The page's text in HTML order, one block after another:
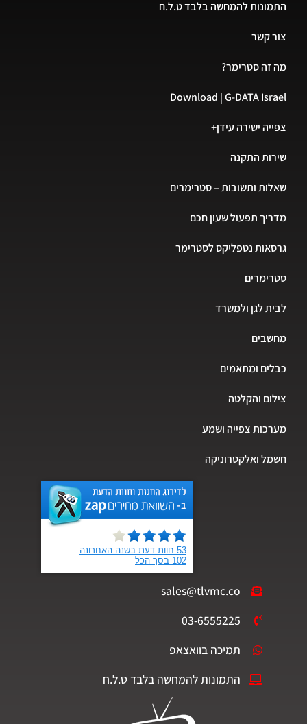
התמונות להמחשה בלבד ט.ל.ח
צור קשר
מה זה סטרימר?
Download | G-DATA Israel
צפייה ישירה עידן+
שירות התקנה
שאלות ותשובות – סטרימרים
מדריך תפעול שעון חכם
גרסאות נטפליקס לסטרימר
סטרימרים
לבית לגן ולמשרד
מחשבים
כבלים ומתאמים
צילום והקלטה
מערכות צפייה ושמע
חשמל ואלקטרוניקה
sales@tlvmc.co
03-6555225
תמיכה בוואצאפ
התמונות להמחשה בלבד ט.ל.ח